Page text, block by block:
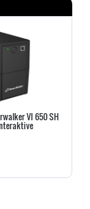
VI 650 SH